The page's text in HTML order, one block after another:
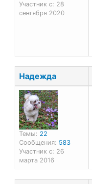
Участник с: 28
сентября 2020
Надежда
Темы: 22
Сообщения: 583
Участник с: 26
марта 2016